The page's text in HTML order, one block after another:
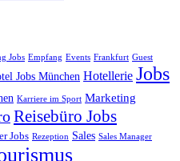
Jobs Empfang Events Frankfurt Guest
Jobs München Hotellerie Jobs
Karriere im Sport Marketing
Reisebüro Jobs
Jobs Rezeption Sales Sales Manager